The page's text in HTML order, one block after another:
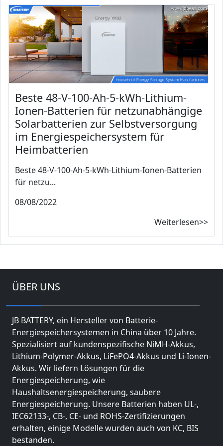
Beste 48-V-100-Ah-5-kWh-Lithium-
Ionen-Batterien für netzunabhängige
Solarbatterien zur Selbstversorgung
im Energiespeichersystem für
Heimbatterien
Beste 48-V-100-Ah-5-kWh-Lithium-Ionen-Batterien
für netzu...
08/08/2022
Weiterlesen>>
ÜBER UNS
JB BATTERY, ein Hersteller von Batterie-
Energiespeichersystemen in China über 10 Jahre.
Spezialisiert auf kundenspezifische NiMH-Akkus,
Lithium-Polymer-Akkus, LiFePO4-Akkus und Li-Ionen-
Akkus. Wir liefern Lösungen für die
Energiespeicherung, wie
Haushaltsenergiespeicherung, saubere
Energiespeicherung. Unsere Batterien haben UL-,
IEC62133-, CB-, CE- und ROHS-Zertifizierungen
erhalten, einige Modelle wurden auch von KC, BIS
bestanden.